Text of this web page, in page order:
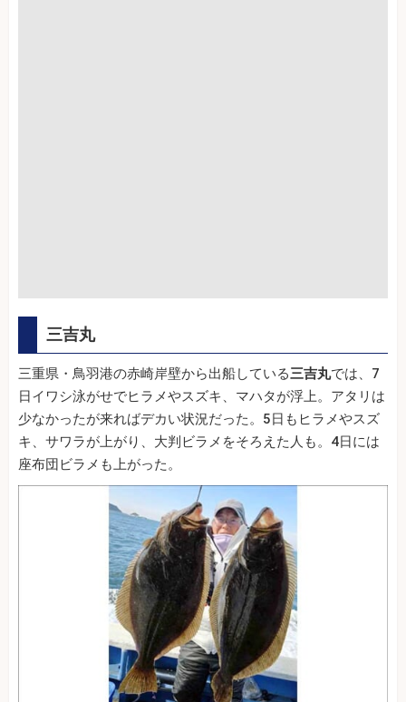
三吉丸
三重県・鳥羽港の赤崎岸壁から出船している三吉丸では、7
日イワシ泳がせでヒラメやスズキ、マハタが浮上。アタリは
少なかったが来ればデカい状況だった。5日もヒラメやスズ
キ、サワラが上がり、大判ビラメをそろえた人も。4日には
座布団ビラメも上がった。